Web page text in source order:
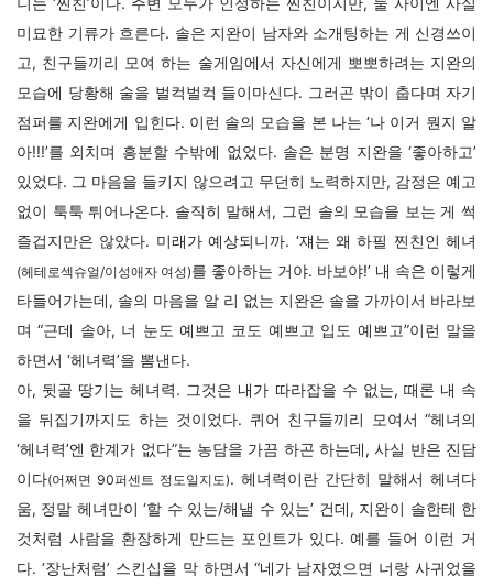
미묘한 기류가 흐른다. 솔은 지완이 남자와 소개팅하는 게 신경쓰이
고, 친구들끼리 모여 하는 술게임에서 자신에게 뽀뽀하려는 지완의
모습에 당황해 술을 벌컥벌컥 들이마신다. 그러곤 밖이 춥다며 자기
점퍼를 지완에게 입힌다. 이런 솔의 모습을 본 나는 ‘나 이거 뭔지 알
아!!!’를 외치며 흥분할 수밖에 없었다. 솔은 분명 지완을 ‘좋아하고’
있었다. 그 마음을 들키지 않으려고 무던히 노력하지만, 감정은 예고
없이 툭툭 튀어나온다. 솔직히 말해서, 그런 솔의 모습을 보는 게 썩
즐겁지만은 않았다. 미래가 예상되니까. ‘쟤는 왜 하필 찐친인 헤녀
(헤테로섹슈얼/이성애자 여성)를 좋아하는 거야. 바보야!’ 내 속은 이렇게
타들어가는데, 솔의 마음을 알 리 없는 지완은 솔을 가까이서 바라보
며 “근데 솔아, 너 눈도 예쁘고 코도 예쁘고 입도 예쁘고”이런 말을
하면서 ‘헤녀력’을 뽐낸다.
아, 뒷골 땅기는 헤녀력. 그것은 내가 따라잡을 수 없는, 때론 내 속
을 뒤집기까지도 하는 것이었다. 퀴어 친구들끼리 모여서 “헤녀의
‘헤녀력’엔 한계가 없다”는 농담을 가끔 하곤 하는데, 사실 반은 진담
이다(어쩌면 90퍼센트 정도일지도). 헤녀력이란 간단히 말해서 헤녀다
움, 정말 헤녀만이 ‘할 수 있는/해낼 수 있는’ 건데, 지완이 솔한테 한
것처럼 사람을 환장하게 만드는 포인트가 있다. 예를 들어 이런 거
다. ‘장난처럼’ 스킨십을 막 하면서 “네가 남자였으면 너랑 사귀었을